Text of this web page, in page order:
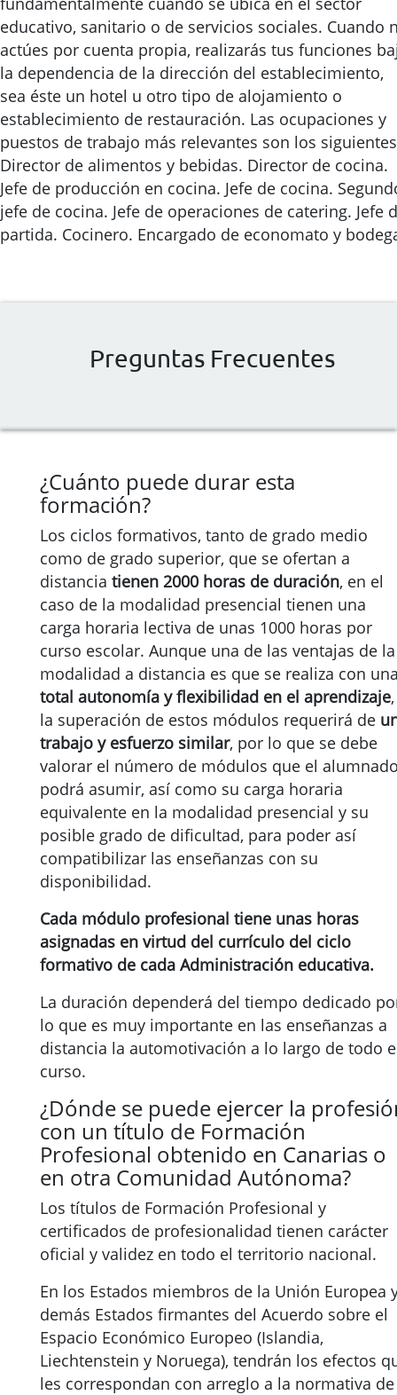
educativo, sanitario o de servicios sociales. Cuando
actúes por cuenta propia, realizarás tus funciones
la dependencia de la dirección del establecimiento,
sea éste un hotel u otro tipo de alojamiento o
establecimiento de restauración. Las ocupaciones y
puestos de trabajo más relevantes son los
Director de alimentos y bebidas. Director de cocina.
Jefe de producción en cocina. Jefe de cocina.
jefe de cocina. Jefe de operaciones de catering. Jefe
partida. Cocinero. Encargado de economato y
Preguntas Frecuentes
¿Cuánto puede durar esta
formación?
Los ciclos formativos, tanto de grado medio
como de grado superior, que se ofertan a
distancia tienen 2000 horas de duración, en el
caso de la modalidad presencial tienen una
carga horaria lectiva de unas 1000 horas por
curso escolar. Aunque una de las ventajas de la
modalidad a distancia es que se realiza con
total autonomía y flexibilidad en el aprendizaje,
la superación de estos módulos requerirá de
trabajo y esfuerzo similar, por lo que se debe
valorar el número de módulos que el
podrá asumir, así como su carga horaria
equivalente en la modalidad presencial y su
posible grado de dificultad, para poder así
compatibilizar las enseñanzas con su
disponibilidad.
Cada módulo profesional tiene unas horas
asignadas en virtud del currículo del ciclo
formativo de cada Administración educativa.
La duración dependerá del tiempo dedicado
lo que es muy importante en las enseñanzas a
distancia la automotivación a lo largo de todo
curso.
¿Dónde se puede ejercer la
con un título de Formación
Profesional obtenido en Canarias o
en otra Comunidad Autónoma?
Los títulos de Formación Profesional y
certificados de profesionalidad tienen carácter
oficial y validez en todo el territorio nacional.
En los Estados miembros de la Unión Europea
demás Estados firmantes del Acuerdo sobre el
Espacio Económico Europeo (Islandia,
Liechtenstein y Noruega), tendrán los efectos
les correspondan con arreglo a la normativa de